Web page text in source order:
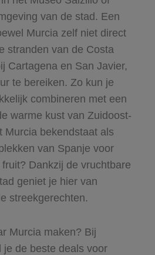
van de stad. Een
Murcia zelf niet direct
stranden van de Costa
Cartagena en San Javier,
te bereiken. Zo kun je
combineren met een
warme kust van Zuidoost-
Murcia bekendstaat als
van Spanje voor
Dankzij de vruchtbare
geniet je hier van
streekgerechten.
Murcia maken? Bij
je de beste deals voor